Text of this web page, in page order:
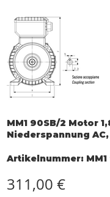
MM1 90SB/2 Motor
Niederspannung
Artikelnummer: MM1
311,00 €